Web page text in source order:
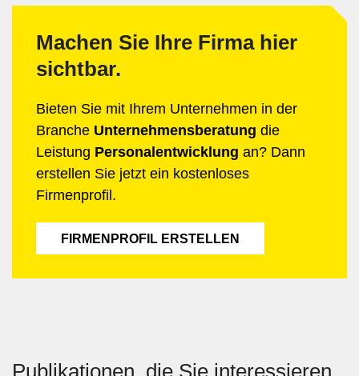
Machen Sie Ihre Firma hier
sichtbar.
Bieten Sie mit Ihrem Unternehmen in der
Branche Unternehmensberatung die
Leistung Personalentwicklung an? Dann
erstellen Sie jetzt ein kostenloses
Firmenprofil.
FIRMENPROFIL ERSTELLEN
Publikationen, die Sie interessieren